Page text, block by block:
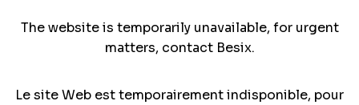
The website is temporarily unavailable, for urgent
matters, contact Besix.
Le site Web est temporairement indisponible, pour